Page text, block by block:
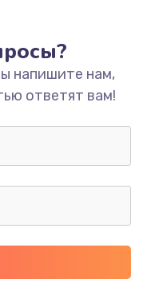
напишите нам,
ответят вам!